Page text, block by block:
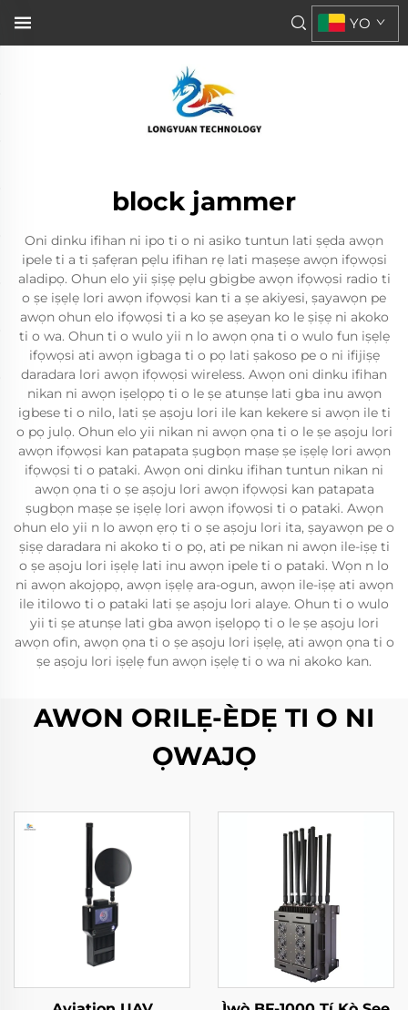
YO
block jammer
Oni dinku ifihan ni ipo ti o ni asiko tuntun lati ṣẹda awọn
ipele ti a ti ṣafẹran pẹlu ifihan rẹ lati maṣeṣe awọn ifọwọsi
aladipọ. Ohun elo yii ṣiṣẹ pẹlu gbigbe awọn ifọwọsi radio ti
o ṣe iṣẹlẹ lori awọn ifọwọsi kan ti a ṣe akiyesi, ṣayawọn pe
awọn ohun elo ifọwọsi ti a ko ṣe aṣeyan ko le ṣiṣẹ ni akoko
ti o wa. Ohun ti o wulo yii n lo awọn ọna ti o wulo fun iṣẹlẹ
ifọwọsi ati awọn igbaga ti o pọ lati ṣakoso pe o ni ifijiṣẹ
daradara lori awọn ifọwọsi wireless. Awọn oni dinku ifihan
nikan ni awọn iṣelọpọ ti o le ṣe atunṣe lati gba inu awọn
igbese ti o nilo, lati ṣe aṣoju lori ile kan kekere si awọn ile ti
o pọ julọ. Ohun elo yii nikan ni awọn ọna ti o le ṣe aṣoju lori
awọn ifọwọsi kan patapata ṣugbọn maṣe ṣe iṣẹlẹ lori awọn
ifọwọsi ti o pataki. Awọn oni dinku ifihan tuntun nikan ni
awọn ọna ti o ṣe aṣoju lori awọn ifọwọsi kan patapata
ṣugbọn maṣe ṣe iṣẹlẹ lori awọn ifọwọsi ti o pataki. Awọn
ohun elo yii n lo awọn ẹrọ ti o ṣe aṣoju lori ita, ṣayawọn pe o
ṣiṣẹ daradara ni akoko ti o pọ, ati pe nikan ni awọn ile-iṣẹ ti
o ṣe aṣoju lori iṣẹlẹ lati inu awọn ipele ti o pataki. Wọn n lo
ni awọn akojọpọ, awọn iṣẹlẹ ara-ogun, awọn ile-iṣẹ ati awọn
ile itilowo ti o pataki lati ṣe aṣoju lori alaye. Ohun ti o wulo
yii ti ṣe atunṣe lati gba awọn iṣelọpọ ti o le ṣe aṣoju lori
awọn ofin, awọn ọna ti o ṣe aṣoju lori iṣẹlẹ, ati awọn ọna ti o
ṣe aṣoju lori iṣẹlẹ fun awọn iṣẹlẹ ti o wa ni akoko kan.
AWON ORILẸ-ÈDẸ TI O NI
ỌWAJỌ